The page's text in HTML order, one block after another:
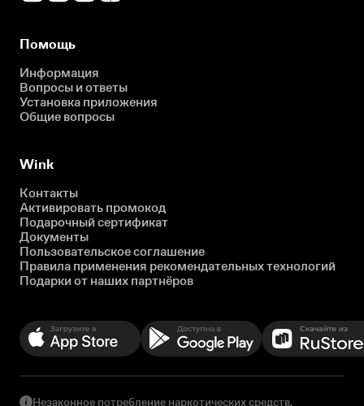
Помощь
Информация
Вопросы и ответы
Установка приложения
Общие вопросы
Wink
Контакты
Активировать промокод
Подарочный сертификат
Документы
Пользовательское соглашение
Правила применения рекомендательных технологий
Подарки от наших партнёров
Незаконное потребление наркотических средств,